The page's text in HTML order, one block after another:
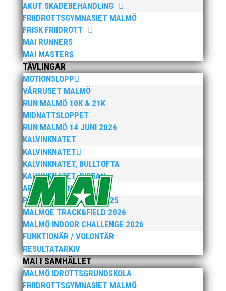
AKUT SKADEBEHANDLING
FRIIDROTTSGYMNASIET MALMÖ
FRISK FRIIDROTT
MAI RUNNERS
MAI MASTERS
TÄVLINGAR
MOTIONSLOPP
VÅRRUSET MALMÖ
RUN MALMÖ 10K & 21K
MIDNATTSLOPPET
RUN MALMÖ 14 JUNI 2026
KALVINKNATET
KALVINKNATET
KALVINKNATET, BULLTOFTA
KALVINKNATET, RIBBAN
ARENATÄVLINGAR
PEPPARKAKSSPELEN 2025
MALMOE TRACK&FIELD 2026
MALMÖ INDOOR CHALLENGE 2026
FUNKTIONÄR / VOLONTÄR
RESULTATARKIV
MAI I SAMHÄLLET
MALMÖ IDROTTSGRUNDSKOLA
FRIIDROTTSGYMNASIET MALMÖ
Efter att årsmötet avslutats följde en kväll med
stipendieutdelning, mat och underhållning.
Bilder från denna del hittar ni i länken nedan.
Stort tack till Bengt Bendéus som möjliggjorde
och generöst finansierade denna del av
kvällen. Fler bilder från MAI:s Årsmöte...
2025 innebar något av ett internationellt
genombrott för MAI:s kulstötare Wictor
Petersson. Året gav svenskt rekord, EM-silver
inomhus, dessutom sexa på VM inomhus och
elva på VM ute i somras. Och en stark tro på
framtiden efter några motiga år när inte så
mycket hänt...